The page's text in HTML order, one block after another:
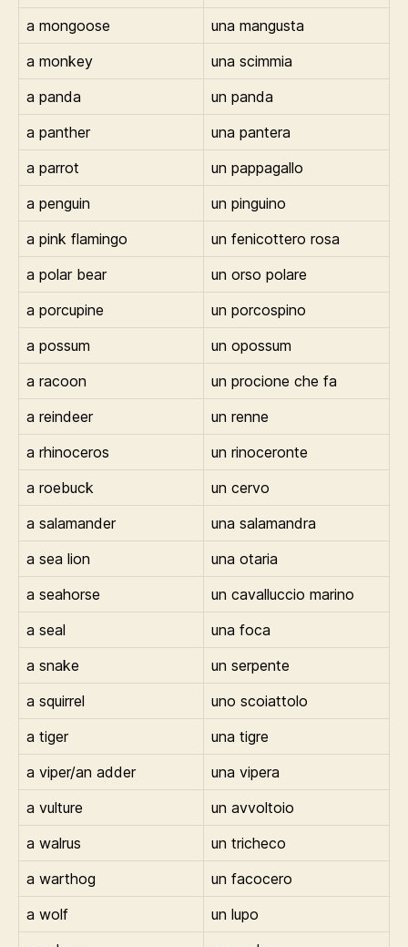
a mongoose
una mangusta
a monkey
una scimmia
a panda
un panda
a panther
una pantera
a parrot
un pappagallo
a penguin
un pinguino
a pink flamingo
un fenicottero rosa
a polar bear
un orso polare
a porcupine
un porcospino
a possum
un opossum
a racoon
un procione che fa
a reindeer
un renne
a rhinoceros
un rinoceronte
a roebuck
un cervo
a salamander
una salamandra
a sea lion
una otaria
a seahorse
un cavalluccio marino
a seal
una foca
a snake
un serpente
a squirrel
uno scoiattolo
a tiger
una tigre
a viper/an adder
una vipera
a vulture
un avvoltoio
a walrus
un tricheco
a warthog
un facocero
a wolf
un lupo